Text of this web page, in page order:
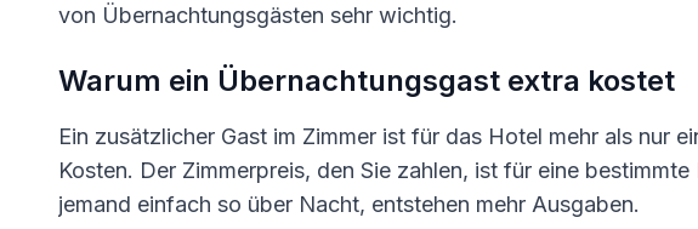
von Übernachtungsgästen sehr wichtig.
Warum ein Übernachtungsgast extra kostet
Ein zusätzlicher Gast im Zimmer ist für das Hotel mehr als nur
Kosten. Der Zimmerpreis, den Sie zahlen, ist für eine
jemand einfach so über Nacht, entstehen mehr Ausgaben.